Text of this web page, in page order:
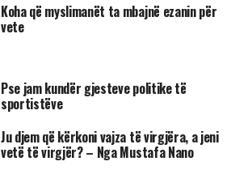
Koha që myslimanët ta mbajnë ezanin për
vete
Pse jam kundër gjesteve politike të
sportistëve
Ju djem që kërkoni vajza të virgjëra, a jeni
vetë të virgjër? – Nga Mustafa Nano